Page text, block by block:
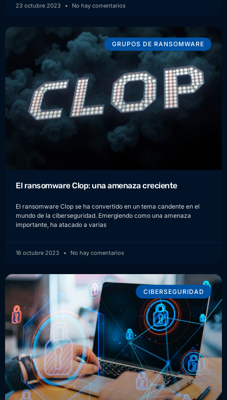
23 octubre 2023 No hay comentarios
GRUPOS DE RANSOMWARE
El ransomware Clop: una amenaza creciente
El ransomware Clop se ha convertido en un tema candente en el
mundo de la ciberseguridad. Emergiendo como una amenaza
importante, ha atacado a varias
16 octubre 2023 No hay comentarios
CIBERSEGURIDAD